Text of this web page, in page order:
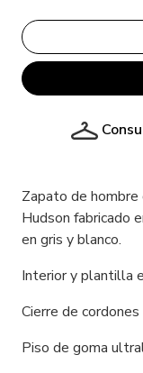
Zapato de
Hudson fabricado
en gris y blanco.
Interior y plantilla
Cierre de
Piso de goma